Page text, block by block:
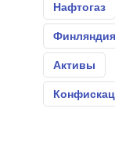
Нафтогаз
Финляндия
Активы